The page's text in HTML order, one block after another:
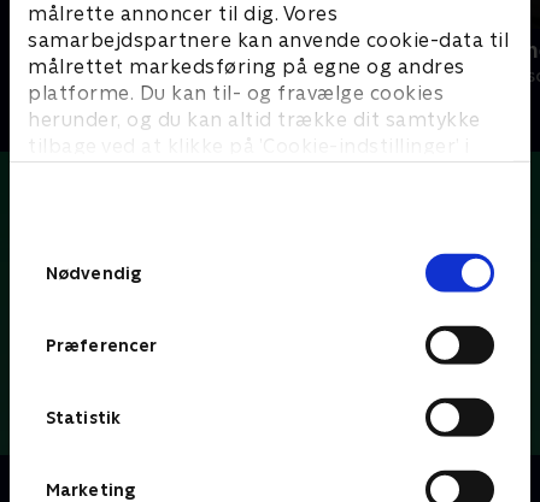
målrette annoncer til dig. Vores
samarbejdspartnere kan anvende cookie-data til
målrettet markedsføring på egne og andres
platforme. Du kan til- og fravælge cookies
herunder, og du kan altid trække dit samtykke
tilbage ved at klikke på ’Cookie-indstillinger’ i
Nødvendig
Præferencer
Statistik
Marketing
Verdensmænd
Comedy • 5 sæsoner
Nørgaards
Comedy • 2
Om Dybvaaaaad